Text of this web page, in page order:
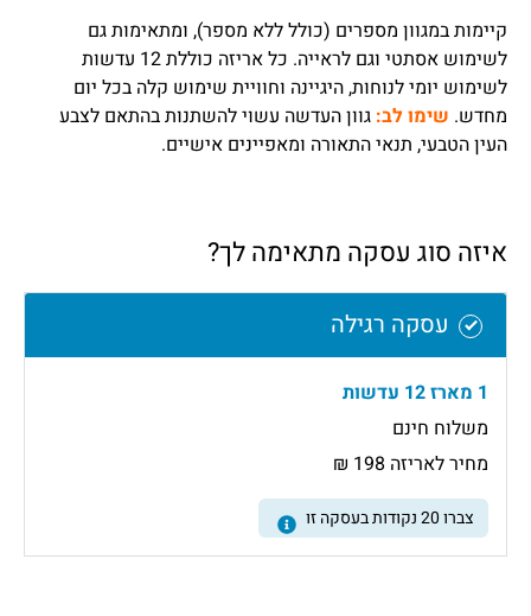
קיימות במגוון מספרים (כולל ללא מספר), ומתאימות גם
לשימוש אסתטי וגם לראייה. כל אריזה כוללת 12 עדשות
לשימוש יומי לנוחות, היגיינה וחוויית שימוש קלה בכל יום
מחדש. שימו לב: גוון העדשה עשוי להשתנות בהתאם לצבע
העין הטבעי, תנאי התאורה ומאפיינים אישיים.
איזה סוג עסקה מתאימה לך?
עסקה רגילה
1 מארז 12 עדשות
משלוח חינם
מחיר לאריזה 198 ₪
צברו20נקודות בעסקה זו